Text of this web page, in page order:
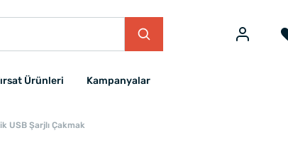
Ürünleri Kampanyalar
USB Şarjlı Çakmak